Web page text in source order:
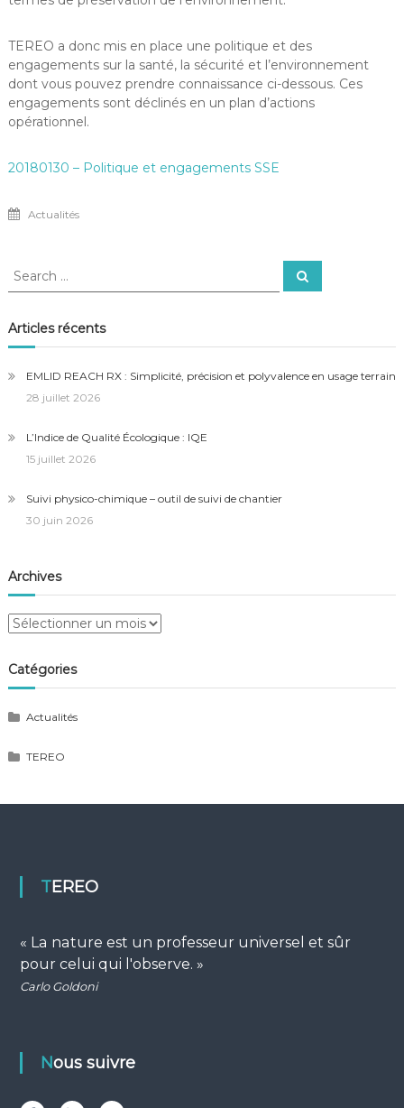
TEREO a donc mis en place une politique et des
engagements sur la santé, la sécurité et l’environnement
dont vous pouvez prendre connaissance ci-dessous. Ces
engagements sont déclinés en un plan d’actions
opérationnel.
20180130 – Politique et engagements SSE
Actualités
Search
Search
Articles récents
EMLID REACH RX : Simplicité, précision et polyvalence en usage terrain
28 juillet 2026
L’Indice de Qualité Écologique : IQE
15 juillet 2026
Suivi physico-chimique – outil de suivi de chantier
30 juin 2026
Archives
Archives
Catégories
Actualités
TEREO
TEREO
« La nature est un professeur universel et sûr
pour celui qui l'observe. »
Carlo Goldoni
Nous suivre